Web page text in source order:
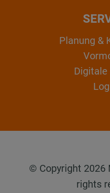
Planung &
Digitale
© Copyright 2026
rights